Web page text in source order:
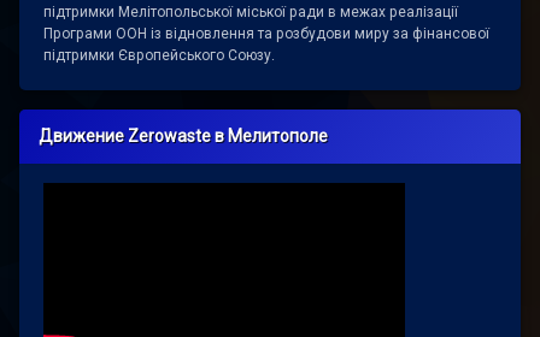
підтримки Мелітопольської міської ради в межах реалізації
Програми ООН із відновлення та розбудови миру за фінансової
підтримки Європейського Союзу.
Движение Zerowaste в Мелитополе